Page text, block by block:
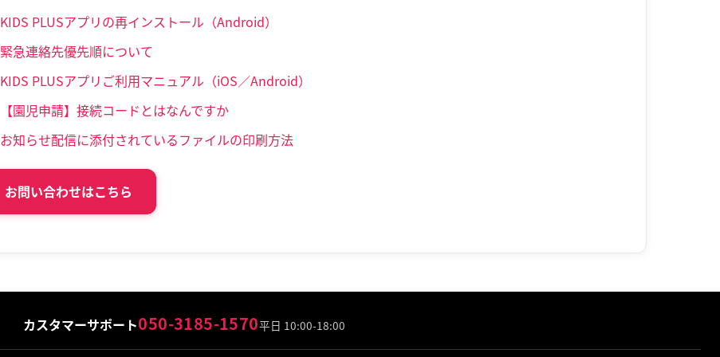
KIDS PLUSアプリの再インストール（Android）
緊急連絡先優先順について
KIDS PLUSアプリご利用マニュアル（iOS／Android）
【園児申請】接続コードとはなんですか
お知らせ配信に添付されているファイルの印刷方法
お問い合わせはこちら
カスタマーサポート050-3185-1570平日 10:00-18:00